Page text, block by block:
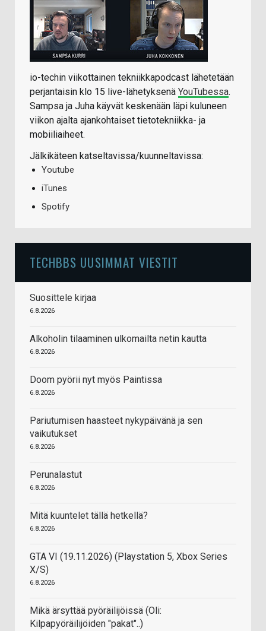
io-techin viikottainen tekniikkapodcast lähetetään
perjantaisin klo 15 live-lähetyksenä YouTubessa.
Sampsa ja Juha käyvät keskenään läpi kuluneen
viikon ajalta ajankohtaiset tietotekniikka- ja
mobiiliaiheet.
Jälkikäteen katseltavissa/kuunneltavissa:
Youtube
iTunes
Spotify
TECHBBS UUSIMMAT VIESTIT
Suosittele kirjaa
6.8.2026
Alkoholin tilaaminen ulkomailta netin kautta
6.8.2026
Doom pyörii nyt myös Paintissa
6.8.2026
Pariutumisen haasteet nykypäivänä ja sen
vaikutukset
6.8.2026
Perunalastut
6.8.2026
Mitä kuuntelet tällä hetkellä?
6.8.2026
GTA VI (19.11.2026) (Playstation 5, Xbox Series
X/S)
6.8.2026
Mikä ärsyttää pyöräilijöissä (Oli:
Kilpapyöräilijöiden "pakat"..)